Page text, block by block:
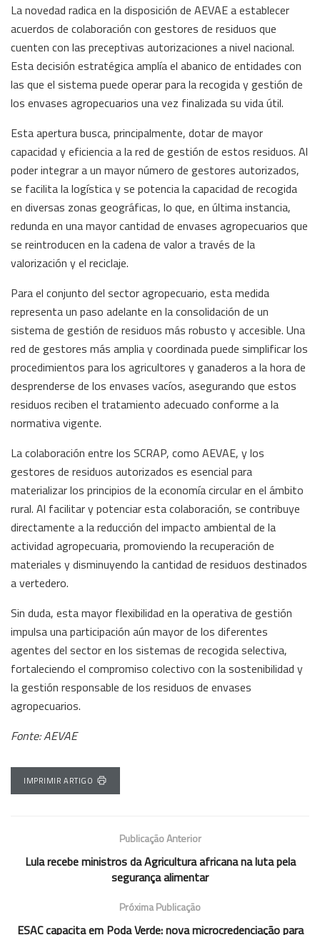
La novedad radica en la disposición de AEVAE a establecer
acuerdos de colaboración con gestores de residuos que
cuenten con las preceptivas autorizaciones a nivel nacional.
Esta decisión estratégica amplía el abanico de entidades con
las que el sistema puede operar para la recogida y gestión de
los envases agropecuarios una vez finalizada su vida útil.
Esta apertura busca, principalmente, dotar de mayor
capacidad y eficiencia a la red de gestión de estos residuos. Al
poder integrar a un mayor número de gestores autorizados,
se facilita la logística y se potencia la capacidad de recogida
en diversas zonas geográficas, lo que, en última instancia,
redunda en una mayor cantidad de envases agropecuarios que
se reintroducen en la cadena de valor a través de la
valorización y el reciclaje.
Para el conjunto del sector agropecuario, esta medida
representa un paso adelante en la consolidación de un
sistema de gestión de residuos más robusto y accesible. Una
red de gestores más amplia y coordinada puede simplificar los
procedimientos para los agricultores y ganaderos a la hora de
desprenderse de los envases vacíos, asegurando que estos
residuos reciben el tratamiento adecuado conforme a la
normativa vigente.
La colaboración entre los SCRAP, como AEVAE, y los
gestores de residuos autorizados es esencial para
materializar los principios de la economía circular en el ámbito
rural. Al facilitar y potenciar esta colaboración, se contribuye
directamente a la reducción del impacto ambiental de la
actividad agropecuaria, promoviendo la recuperación de
materiales y disminuyendo la cantidad de residuos destinados
a vertedero.
Sin duda, esta mayor flexibilidad en la operativa de gestión
impulsa una participación aún mayor de los diferentes
agentes del sector en los sistemas de recogida selectiva,
fortaleciendo el compromiso colectivo con la sostenibilidad y
la gestión responsable de los residuos de envases
agropecuarios.
Fonte: AEVAE
IMPRIMIR ARTIGO
Publicação Anterior
Lula recebe ministros da Agricultura africana na luta pela
segurança alimentar
Próxima Publicação
ESAC capacita em Poda Verde: nova microcredenciação para